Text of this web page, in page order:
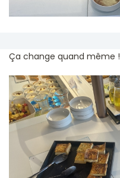
Ça change quand même !